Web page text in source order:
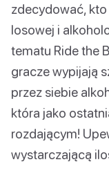
zdecydować,
losowej i
tematu Ride the
gracze wypijają
przez siebie
która jako
rozdającym!
wystarczającą